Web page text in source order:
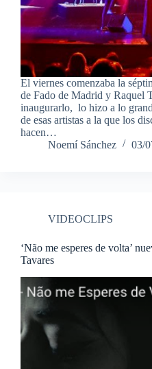
El viernes comenzaba la
de Fado de Madrid y Raquel
inaugurarlo, lo hizo a lo
de esas artistas a la que los
hacen…
Noemí Sánchez
03/
VIDEOCLIPS
‘Não me esperes de volta’
Tavares